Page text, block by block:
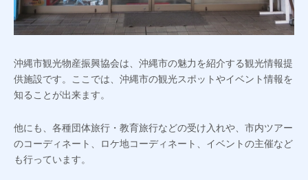
沖縄市観光物産振興協会は、沖縄市の魅力を紹介する観光情報提
供施設です。ここでは、沖縄市の観光スポットやイベント情報を
知ることが出来ます。
他にも、各種団体旅行・教育旅行などの受け入れや、市内ツアー
のコーディネート、ロケ地コーディネート、イベントの主催など
も行っています。